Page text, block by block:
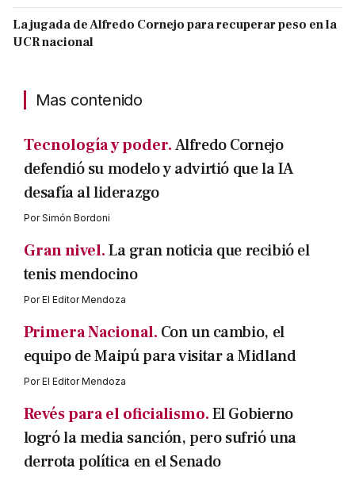
La jugada de Alfredo Cornejo para recuperar peso en la
UCR nacional
Mas contenido
Tecnología y poder.Alfredo Cornejo
defendió su modelo y advirtió que la IA
desafía al liderazgo
PorSimón Bordoni
Gran nivel.La gran noticia que recibió el
tenis mendocino
PorEl Editor Mendoza
Primera Nacional. Con un cambio, el
equipo de Maipú para visitar a Midland
PorEl Editor Mendoza
Revés para el oficialismo.El Gobierno
logró la media sanción, pero sufrió una
derrota política en el Senado